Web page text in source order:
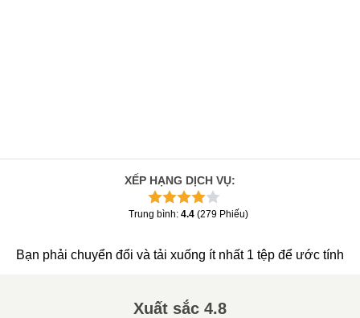
XẾP HẠNG DỊCH VỤ:
Trung bình: 4.4 (279 Phiếu)
Bạn phải chuyển đổi và tải xuống ít nhất 1 tệp để ước tính
Xuất sắc 4.8